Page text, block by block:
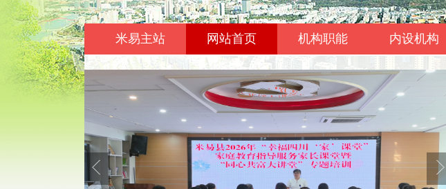
米易主站 网站首页 机构职能 内设机构